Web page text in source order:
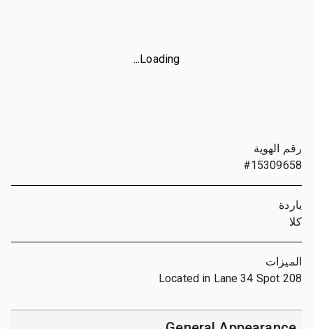
Loading...
رقم الهوية
#15309658
ياردة
كلا
الميزات
Located in Lane 34 Spot 208